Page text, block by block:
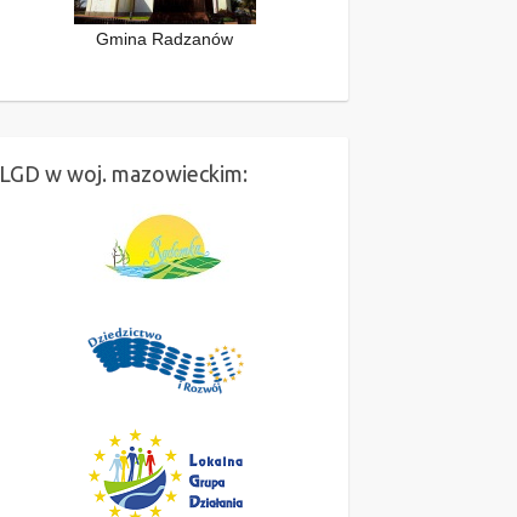
Gmina Radzanów
LGD w woj. mazowieckim: